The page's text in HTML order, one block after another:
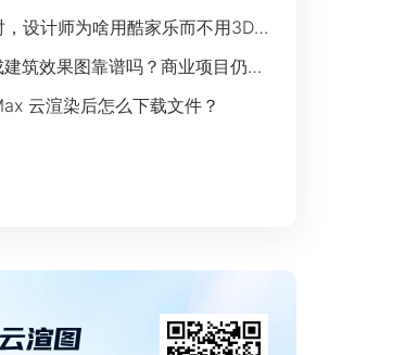
，设计师为啥用酷家乐而不用3Ds
建筑效果图靠谱吗？商业项目仍离
统渲染
云渲染后怎么下载文件？